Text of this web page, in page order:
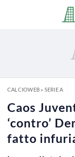
CALCIOWEB» SERIE A
Caos
‘contro’
fatto